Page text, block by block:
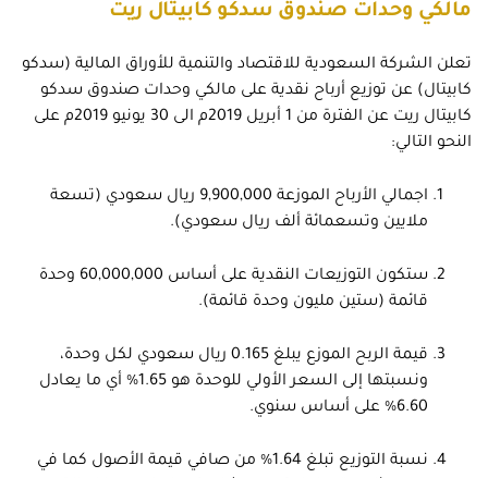
مالكي وحدات صندوق سدكو كابيتال ريت
تعلن الشركة السعودية للاقتصاد والتنمية للأوراق المالية (سدكو
كابيتال) عن توزيع أرباح نقدية على مالكي وحدات صندوق سدكو
كابيتال ريت عن الفترة من 1 أبريل 2019م الى 30 يونيو 2019م على
النحو التالي:
اجمالي الأرباح الموزعة 9,900,000 ريال سعودي (تسعة
ملايين وتسعمائة ألف ريال سعودي).
ستكون التوزيعات النقدية على أساس 60,000,000 وحدة
قائمة (ستين مليون وحدة قائمة).
قيمة الربح الموزع يبلغ 0.165 ريال سعودي لكل وحدة،
ونسبتها إلى السعر الأولي للوحدة هو 1.65% أي ما يعادل
6.60% على أساس سنوي.
نسبة التوزيع تبلغ 1.64% من صافي قيمة الأصول كما في